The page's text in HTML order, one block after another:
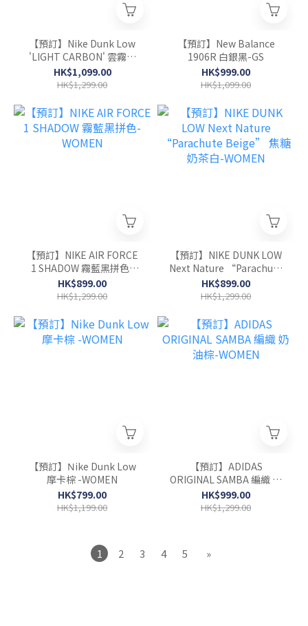
【預訂】Nike Dunk Low
'LIGHT CARBON' 雲霧灰
炭灰-MEN
HK$1,099.00
HK$1,299.00
【預訂】New Balance
1906R 白銀黑-GS
HK$999.00
HK$1,099.00
【預訂】NIKE AIR FORCE
1 SHADOW 霧藍黑拼色-
WOMEN
HK$899.00
HK$1,299.00
【預訂】NIKE DUNK LOW
Next Nature “Parachute
Beige” 焦糖奶茶白-
WOMEN
HK$899.00
HK$1,299.00
【預訂】Νike Dunk Low
摩卡棕 -WOMEN
HK$799.00
HK$1,199.00
【預訂】ADIDAS
ORIGINAL SAMBA 編織 奶
油棕-WOMEN
HK$999.00
HK$1,299.00
1 2 3 4 5 »